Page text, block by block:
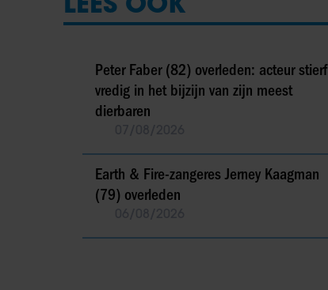
Peter Faber (82) overleden: acteur stierf
vredig in het bijzijn van zijn meest
dierbaren
Earth & Fire-zangeres Jerney Kaagman
(79) overleden